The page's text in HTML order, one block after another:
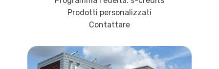
Prodotti personalizzati
Contattare